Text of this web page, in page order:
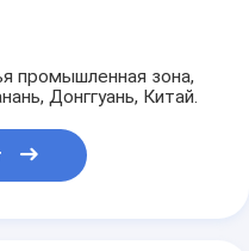
промышленная зона,
Донггуань, Китай.